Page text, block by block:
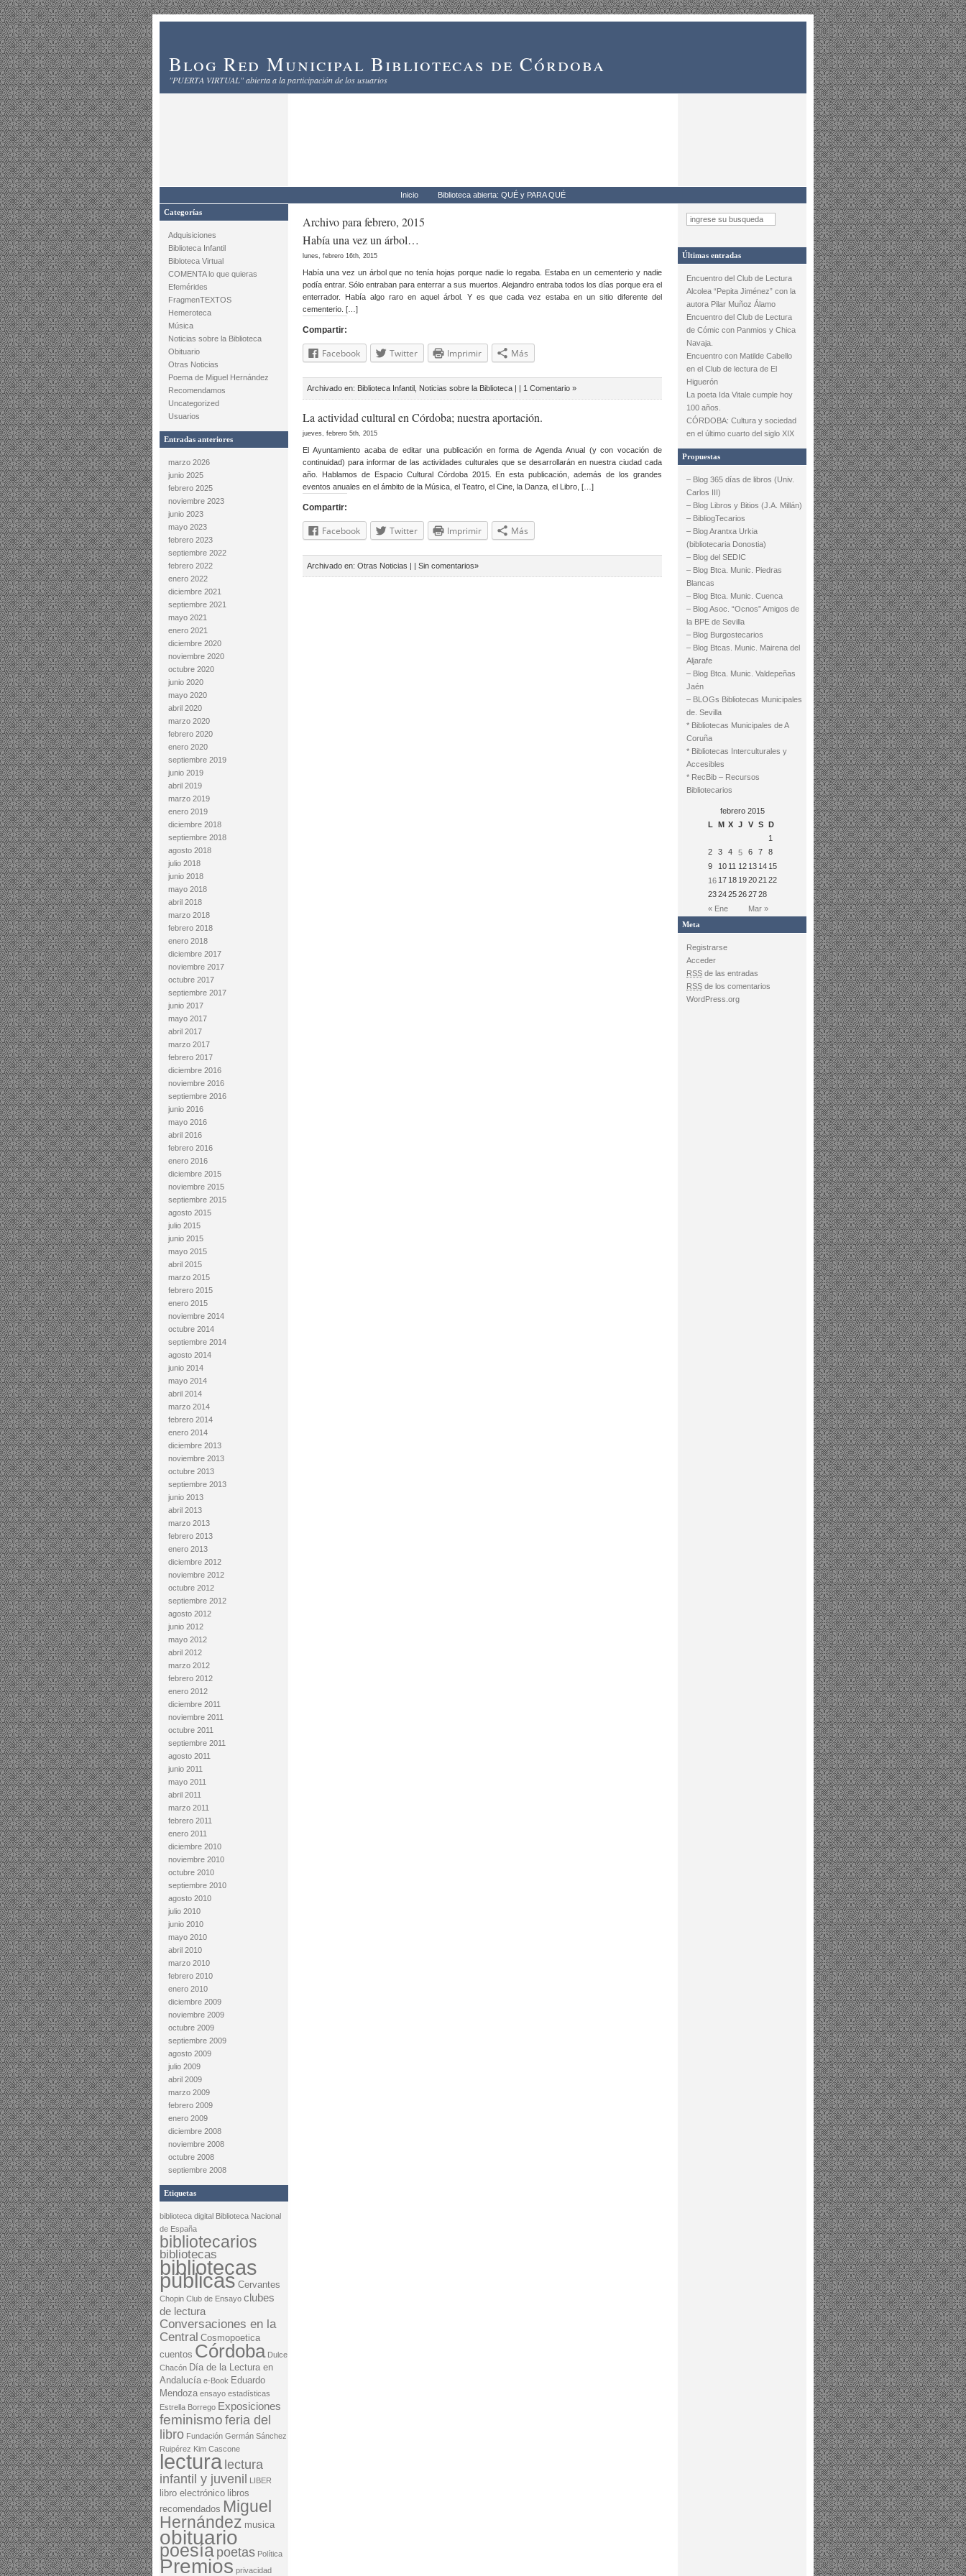
Blog Red Municipal Bibliotecas de Córdoba
"PUERTA VIRTUAL" abierta a la participación de los usuarios
Inicio Biblioteca abierta: QUÉ y PARA QUÉ
Categorías
Adquisiciones
Biblioteca Infantil
Bibloteca Virtual
COMENTA lo que quieras
Efemérides
FragmenTEXTOS
Hemeroteca
Música
Noticias sobre la Biblioteca
Obituario
Otras Noticias
Poema de Miguel Hernández
Recomendamos
Uncategorized
Usuarios
Entradas anteriores
marzo 2026
junio 2025
febrero 2025
noviembre 2023
junio 2023
mayo 2023
febrero 2023
septiembre 2022
febrero 2022
enero 2022
diciembre 2021
septiembre 2021
mayo 2021
enero 2021
diciembre 2020
noviembre 2020
octubre 2020
junio 2020
mayo 2020
abril 2020
marzo 2020
febrero 2020
enero 2020
septiembre 2019
junio 2019
abril 2019
marzo 2019
enero 2019
diciembre 2018
septiembre 2018
agosto 2018
julio 2018
junio 2018
mayo 2018
abril 2018
marzo 2018
febrero 2018
enero 2018
diciembre 2017
noviembre 2017
octubre 2017
septiembre 2017
junio 2017
mayo 2017
abril 2017
marzo 2017
febrero 2017
diciembre 2016
noviembre 2016
septiembre 2016
junio 2016
mayo 2016
abril 2016
febrero 2016
enero 2016
diciembre 2015
noviembre 2015
septiembre 2015
agosto 2015
julio 2015
junio 2015
mayo 2015
abril 2015
marzo 2015
febrero 2015
enero 2015
noviembre 2014
octubre 2014
septiembre 2014
agosto 2014
junio 2014
mayo 2014
abril 2014
marzo 2014
febrero 2014
enero 2014
diciembre 2013
noviembre 2013
octubre 2013
septiembre 2013
junio 2013
abril 2013
marzo 2013
febrero 2013
enero 2013
diciembre 2012
noviembre 2012
octubre 2012
septiembre 2012
agosto 2012
junio 2012
mayo 2012
abril 2012
marzo 2012
febrero 2012
enero 2012
diciembre 2011
noviembre 2011
octubre 2011
septiembre 2011
agosto 2011
junio 2011
mayo 2011
abril 2011
marzo 2011
febrero 2011
enero 2011
diciembre 2010
noviembre 2010
octubre 2010
septiembre 2010
agosto 2010
julio 2010
junio 2010
mayo 2010
abril 2010
marzo 2010
febrero 2010
enero 2010
diciembre 2009
noviembre 2009
octubre 2009
septiembre 2009
agosto 2009
julio 2009
abril 2009
marzo 2009
febrero 2009
enero 2009
diciembre 2008
noviembre 2008
octubre 2008
septiembre 2008
Etiquetas
biblioteca digital Biblioteca Nacional
de España
bibliotecarios
bibliotecas
bibliotecas
públicas Cervantes
Chopin Club de Ensayo clubes
de lectura
Conversaciones en la
Central Cosmopoetica
cuentos Córdoba Dulce
Chacón Día de la Lectura en
Andalucía e-Book Eduardo
Mendoza ensayo estadísticas
Estrella Borrego Exposiciones
feminismo feria del
libro Fundación Germán Sánchez
Ruipérez Kim Cascone
lectura lectura
infantil y juvenil
LIBER
libro electrónico libros
recomendados Miguel
Hernández musica
obituario
poesía poetas Política
Premios privacidad
Archivo para febrero, 2015
Había una vez un árbol…
lunes, febrero 16th, 2015
Había una vez un árbol que no tenía hojas porque nadie lo regaba. Estaba en un cementerio y nadie
podía entrar. Sólo entraban para enterrar a sus muertos. Alejandro entraba todos los días porque era el
enterrador. Había algo raro en aquel árbol. Y es que cada vez estaba en un sitio diferente del
cementerio. […]
Compartir:
Facebook Twitter Imprimir Más
Archivado en: Biblioteca Infantil Noticias sobre la Biblioteca | | 1 Comentario »
La actividad cultural en Córdoba; nuestra aportación.
jueves, febrero 5th, 2015
El Ayuntamiento acaba de editar una publicación en forma de Agenda Anual (y con vocación de
continuidad) para informar de las actividades culturales que se desarrollarán en nuestra ciudad cada
año. Hablamos de Espacio Cultural Córdoba 2015. En esta publicación, además de los grandes
eventos anuales en el ámbito de la Música, el Teatro, el Cine, la Danza, el Libro, […]
Compartir:
Facebook Twitter Imprimir Más
Archivado en: Otras Noticias | | Sin comentarios»
Últimas entradas
Encuentro del Club de Lectura
Alcolea “Pepita Jiménez” con la
autora Pilar Muñoz Álamo
Encuentro del Club de Lectura
de Cómic con Panmios y Chica
Navaja.
Encuentro con Matilde Cabello
en el Club de lectura de El
Higuerón
La poeta Ida Vitale cumple hoy
100 años.
CÓRDOBA: Cultura y sociedad
en el último cuarto del siglo XIX
Propuestas
– Blog 365 días de libros (Univ.
Carlos III)
– Blog Libros y Bitios (J.A. Millán)
– BibliogTecarios
– Blog Arantxa Urkia
(bibliotecaria Donostia)
– Blog del SEDIC
– Blog Btca. Munic. Piedras
Blancas
– Blog Btca. Munic. Cuenca
– Blog Asoc. “Ocnos” Amigos de
la BPE de Sevilla
– Blog Burgostecarios
– Blog Btcas. Munic. Mairena del
Aljarafe
– Blog Btca. Munic. Valdepeñas
Jaén
– BLOGs Bibliotecas Municipales
de. Sevilla
* Bibliotecas Municipales de A
Coruña
* Bibliotecas Interculturales y
Accesibles
* RecBib – Recursos
Bibliotecarios
febrero 2015
L
M X J V S D
« Ene Mar »
1
2
3 4 5 6 7
8
9
10 11 12 13 14 15
16 17 18 19 20 21 22
23 24 25 26 27 28
Meta
Registrarse
Acceder
RSS de las entradas
RSS de los comentarios
WordPress.org